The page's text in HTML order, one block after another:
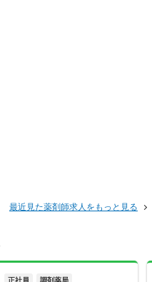
最近見た薬剤師求人をもっと見る